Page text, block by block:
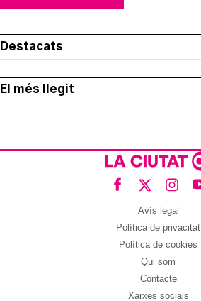
Destacats
El més llegit
Avís legal
Política de privacitat
Política de cookies
Qui som
Contacte
Xarxes socials